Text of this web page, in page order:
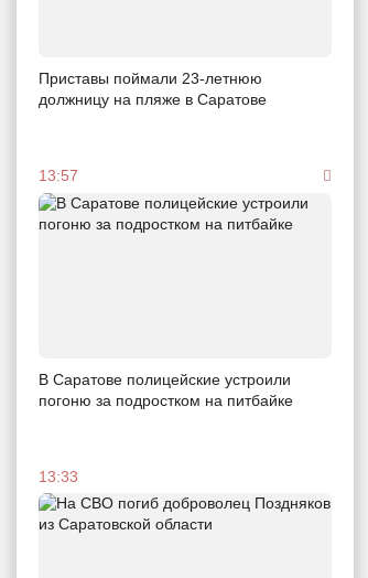
Приставы поймали 23-летнюю
должницу на пляже в Саратове
13:57
В Саратове полицейские устроили
погоню за подростком на питбайке
13:33